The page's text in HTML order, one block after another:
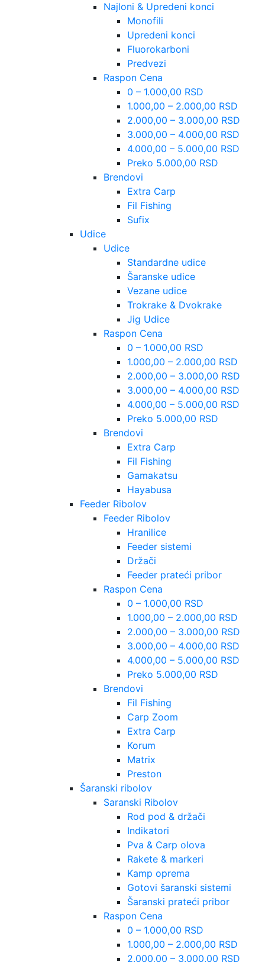
Najloni & Upredeni konci
Monofili
Upredeni konci
Fluorokarboni
Predvezi
Raspon Cena
0 – 1.000,00 RSD
1.000,00 – 2.000,00 RSD
2.000,00 – 3.000,00 RSD
3.000,00 – 4.000,00 RSD
4.000,00 – 5.000,00 RSD
Preko 5.000,00 RSD
Brendovi
Extra Carp
Fil Fishing
Sufix
Udice
Udice
Standardne udice
Šaranske udice
Vezane udice
Trokrake & Dvokrake
Jig Udice
Raspon Cena
0 – 1.000,00 RSD
1.000,00 – 2.000,00 RSD
2.000,00 – 3.000,00 RSD
3.000,00 – 4.000,00 RSD
4.000,00 – 5.000,00 RSD
Preko 5.000,00 RSD
Brendovi
Extra Carp
Fil Fishing
Gamakatsu
Hayabusa
Feeder Ribolov
Feeder Ribolov
Hranilice
Feeder sistemi
Držači
Feeder prateći pribor
Raspon Cena
0 – 1.000,00 RSD
1.000,00 – 2.000,00 RSD
2.000,00 – 3.000,00 RSD
3.000,00 – 4.000,00 RSD
4.000,00 – 5.000,00 RSD
Preko 5.000,00 RSD
Brendovi
Fil Fishing
Carp Zoom
Extra Carp
Korum
Matrix
Preston
Šaranski ribolov
Saranski Ribolov
Rod pod & držači
Indikatori
Pva & Carp olova
Rakete & markeri
Kamp oprema
Gotovi šaranski sistemi
Šaranski prateći pribor
Raspon Cena
0 – 1.000,00 RSD
1.000,00 – 2.000,00 RSD
2.000,00 – 3.000,00 RSD